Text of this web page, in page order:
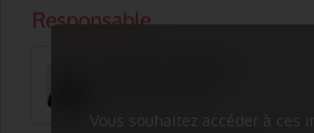
Vous souhaitez accéder à ces